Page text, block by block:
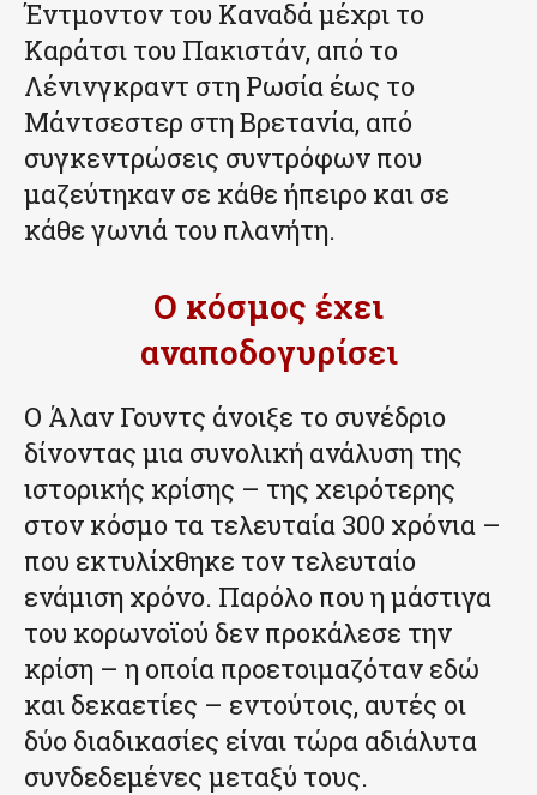
Έντμοντον του Καναδά μέχρι το
Καράτσι του Πακιστάν, από το
Λένινγκραντ στη Ρωσία έως το
Μάντσεστερ στη Βρετανία, από
συγκεντρώσεις συντρόφων που
μαζεύτηκαν σε κάθε ήπειρο και σε
κάθε γωνιά του πλανήτη.
Ο κόσμος έχει
αναποδογυρίσει
Ο Άλαν Γουντς άνοιξε το συνέδριο
δίνοντας μια συνολική ανάλυση της
ιστορικής κρίσης – της χειρότερης
στον κόσμο τα τελευταία 300 χρόνια –
που εκτυλίχθηκε τον τελευταίο
ενάμιση χρόνο. Παρόλο που η μάστιγα
του κορωνοϊού δεν προκάλεσε την
κρίση – η οποία προετοιμαζόταν εδώ
και δεκαετίες – εντούτοις, αυτές οι
δύο διαδικασίες είναι τώρα αδιάλυτα
συνδεδεμένες μεταξύ τους.